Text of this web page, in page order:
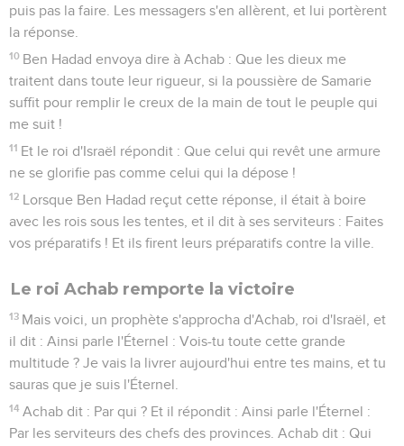
puis pas la faire. Les messagers s'en allèrent, et lui portèrent
la réponse.
10 Ben Hadad envoya dire à Achab : Que les dieux me
traitent dans toute leur rigueur, si la poussière de Samarie
suffit pour remplir le creux de la main de tout le peuple qui
me suit !
11 Et le roi d'Israël répondit : Que celui qui revêt une armure
ne se glorifie pas comme celui qui la dépose !
12 Lorsque Ben Hadad reçut cette réponse, il était à boire
avec les rois sous les tentes, et il dit à ses serviteurs : Faites
vos préparatifs ! Et ils firent leurs préparatifs contre la ville.
Le roi Achab remporte la victoire
13 Mais voici, un prophète s'approcha d'Achab, roi d'Israël, et
il dit : Ainsi parle l'Éternel : Vois-tu toute cette grande
multitude ? Je vais la livrer aujourd'hui entre tes mains, et tu
sauras que je suis l'Éternel.
14 Achab dit : Par qui ? Et il répondit : Ainsi parle l'Éternel :
Par les serviteurs des chefs des provinces. Achab dit : Qui